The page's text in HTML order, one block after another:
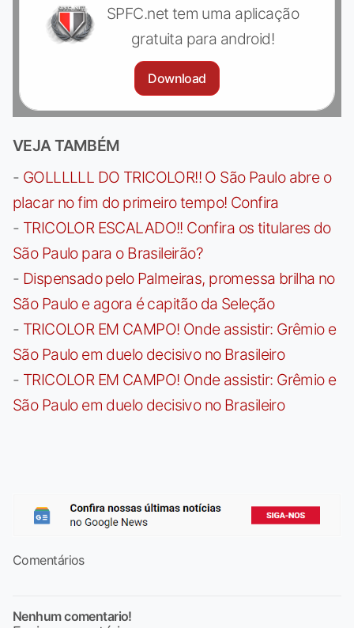
SPFC.net tem uma aplicação
gratuita para android!
Download
VEJA TAMBÉM
- GOLLLLLL DO TRICOLOR!! O São Paulo abre o
placar no fim do primeiro tempo! Confira
- TRICOLOR ESCALADO!! Confira os titulares do
São Paulo para o Brasileirão?
- Dispensado pelo Palmeiras, promessa brilha no
São Paulo e agora é capitão da Seleção
- TRICOLOR EM CAMPO! Onde assistir: Grêmio e
São Paulo em duelo decisivo no Brasileiro
- TRICOLOR EM CAMPO! Onde assistir: Grêmio e
São Paulo em duelo decisivo no Brasileiro
Comentários
Nenhum comentario!